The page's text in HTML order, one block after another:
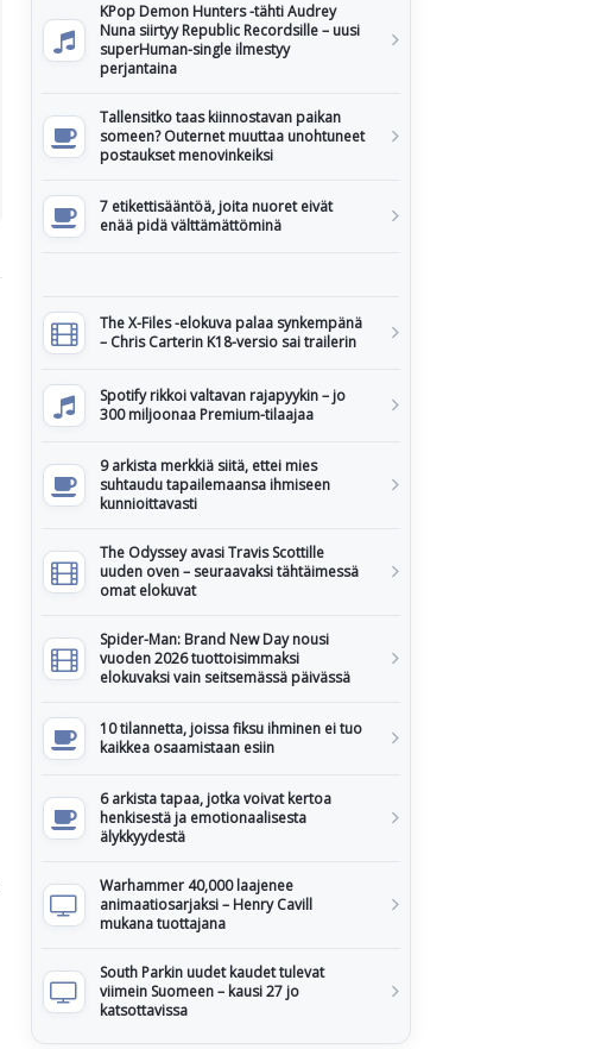
KPop Demon Hunters -tähti Audrey
Nuna siirtyy Republic Recordsille – uusi
superHuman-single ilmestyy
perjantaina
Tallensitko taas kiinnostavan paikan
someen? Outernet muuttaa unohtuneet
postaukset menovinkeiksi
7 etikettisääntöä, joita nuoret eivät
enää pidä välttämättöminä
The X-Files -elokuva palaa synkempänä
– Chris Carterin K18-versio sai trailerin
Spotify rikkoi valtavan rajapyykin – jo
300 miljoonaa Premium-tilaajaa
9 arkista merkkiä siitä, ettei mies
suhtaudu tapailemaansa ihmiseen
kunnioittavasti
The Odyssey avasi Travis Scottille
uuden oven – seuraavaksi tähtäimessä
omat elokuvat
Spider-Man: Brand New Day nousi
vuoden 2026 tuottoisimmaksi
elokuvaksi vain seitsemässä päivässä
10 tilannetta, joissa fiksu ihminen ei tuo
kaikkea osaamistaan esiin
6 arkista tapaa, jotka voivat kertoa
henkisestä ja emotionaalisesta
älykkyydestä
Warhammer 40,000 laajenee
animaatiosarjaksi – Henry Cavill
mukana tuottajana
South Parkin uudet kaudet tulevat
viimein Suomeen – kausi 27 jo
katsottavissa